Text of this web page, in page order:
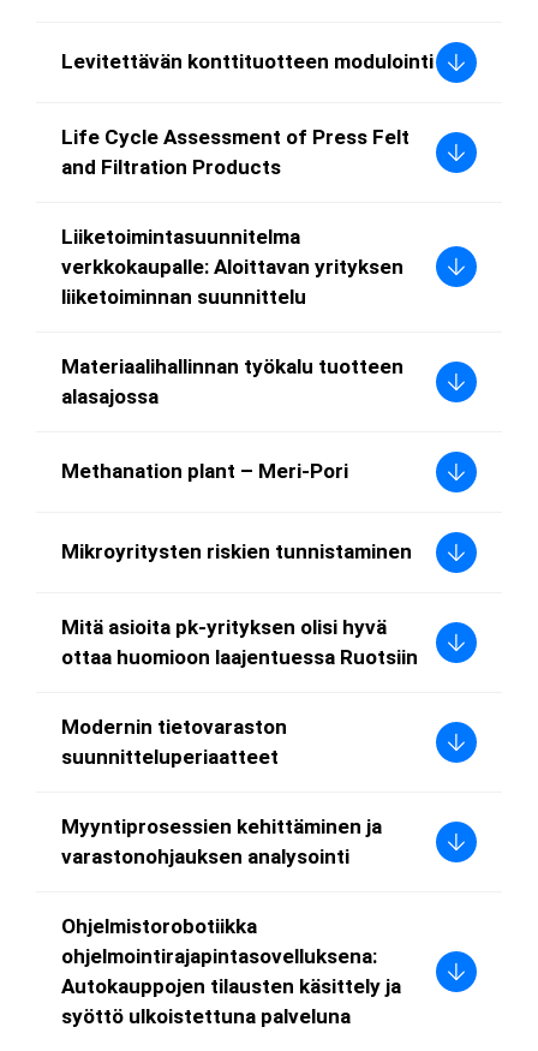
Levitettävän konttituotteen modulointi
Life Cycle Assessment of Press Felt
and Filtration Products
Liiketoimintasuunnitelma
verkkokaupalle: Aloittavan yrityksen
liiketoiminnan suunnittelu
Materiaalihallinnan työkalu tuotteen
alasajossa
Methanation plant – Meri-Pori
Mikroyritysten riskien tunnistaminen
Mitä asioita pk-yrityksen olisi hyvä
ottaa huomioon laajentuessa Ruotsiin
Modernin tietovaraston
suunnitteluperiaatteet
Myyntiprosessien kehittäminen ja
varastonohjauksen analysointi
Ohjelmistorobotiikka
ohjelmointirajapintasovelluksena:
Autokauppojen tilausten käsittely ja
syöttö ulkoistettuna palveluna